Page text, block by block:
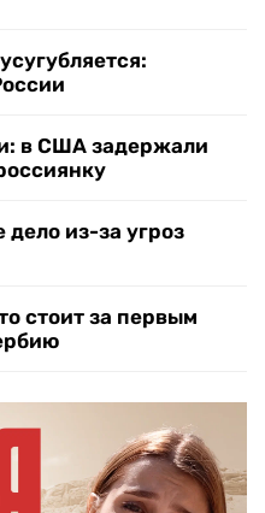
в США задержали
из-за угроз
стоит за первым